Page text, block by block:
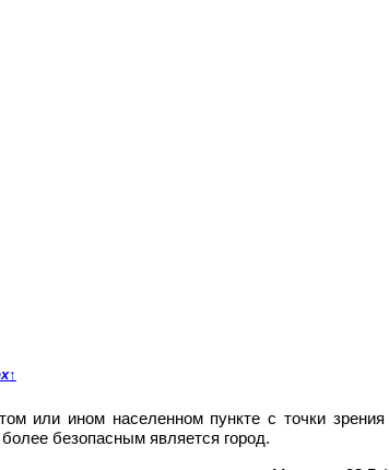
↑
или ином населенном пункте с точки
безопасным является город.